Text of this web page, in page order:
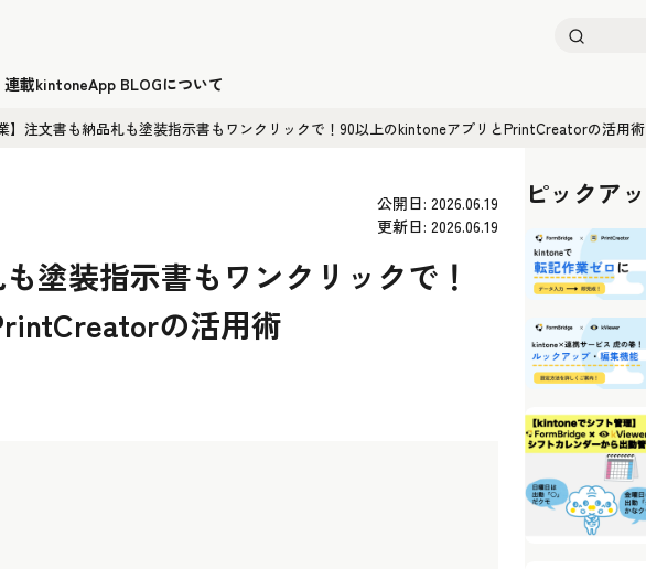
検
載kintoneApp BLOGについて
業】注文書も納品札も塗装指示書もワンクリックで！90以上のkintoneアプリとPrintCreatorの活用術
公開日: 2026.06.19
更新日: 2026.06.19
塗装指示書もワンクリックで！
の活用術
ピックア